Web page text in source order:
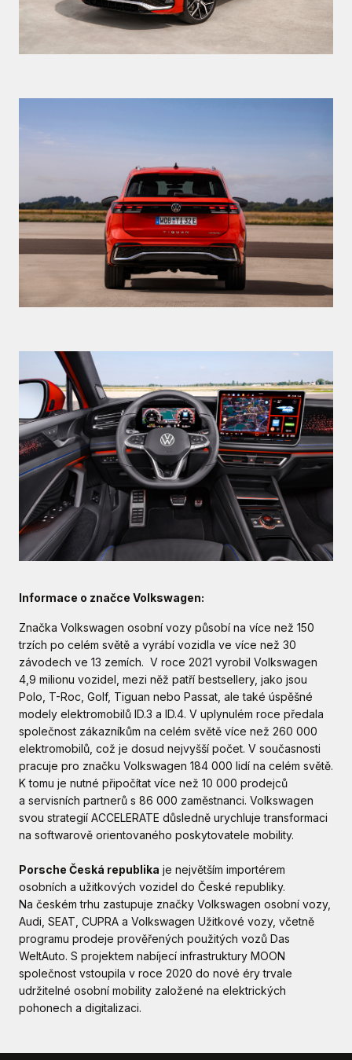
Informace o značce Volkswagen:
Značka Volkswagen osobní vozy působí na více než 150
trzích po celém světě a vyrábí vozidla ve více než 30
závodech ve 13 zemích. V roce 2021 vyrobil Volkswagen
4,9 milionu vozidel, mezi něž patří bestsellery, jako jsou
Polo, T-Roc, Golf, Tiguan nebo Passat, ale také úspěšné
modely elektromobilů ID.3 a ID.4. V uplynulém roce předala
společnost zákazníkům na celém světě více než 260 000
elektromobilů, což je dosud nejvyšší počet. V současnosti
pracuje pro značku Volkswagen 184 000 lidí na celém světě.
K tomu je nutné připočítat více než 10 000 prodejců
a servisních partnerů s 86 000 zaměstnanci. Volkswagen
svou strategií ACCELERATE důsledně urychluje transformaci
na softwarově orientovaného poskytovatele mobility.
Porsche Česká republika je největším importérem
osobních a užitkových vozidel do České republiky.
Na českém trhu zastupuje značky Volkswagen osobní vozy,
Audi, SEAT, CUPRA a Volkswagen Užitkové vozy, včetně
programu prodeje prověřených použitých vozů Das
WeltAuto. S projektem nabíjecí infrastruktury MOON
společnost vstoupila v roce 2020 do nové éry trvale
udržitelné osobní mobility založené na elektrických
pohonech a digitalizaci.